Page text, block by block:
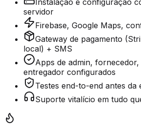
servidor
Firebase, Google Maps,
Gateway de pagamento
local) + SMS
Apps de admin, fornecedor,
entregador configurados
Testes end-to-end antes da
Suporte vitalício em tudo